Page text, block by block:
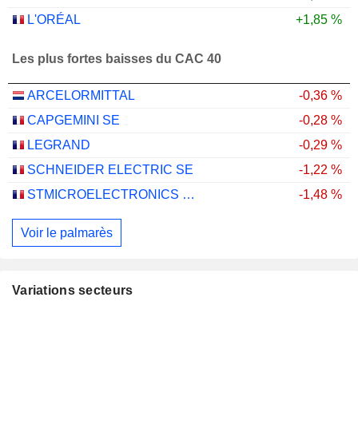
L'ORÉAL
+1,85 %
Les plus fortes baisses du CAC 40
ARCELORMITTAL
-0,36 %
CAPGEMINI SE
-0,28 %
LEGRAND
-0,29 %
SCHNEIDER ELECTRIC SE
-1,22 %
STMICROELECTRONICS N.V.
-1,48 %
Voir le palmarès
Variations secteurs